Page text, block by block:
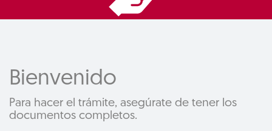
Bienvenido
Para hacer el trámite, asegúrate de tener los
documentos completos.